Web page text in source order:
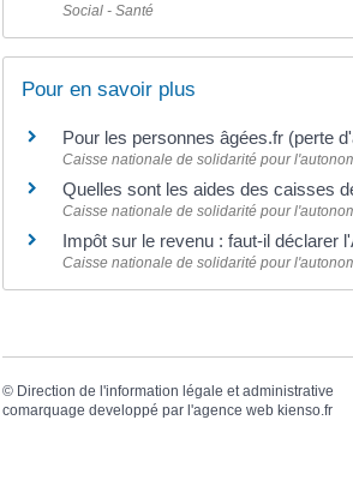
Social - Santé
Pour en savoir plus
Pour les personnes âgées.fr (perte
Caisse nationale de solidarité pour
Quelles sont les aides des caisses
Caisse nationale de solidarité pour
Impôt sur le revenu : faut-il déclarer
Caisse nationale de solidarité pour
© Direction de l'information légale et administrative
comarquage developpé par l'agence web kienso.fr